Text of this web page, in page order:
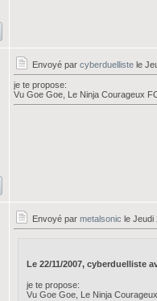
Envoyé par cyberduelliste le
je te propose:
Vu Goe Goe, Le Ninja Courageux
Envoyé par metalsonic le Jeudi
Le 22/11/2007, cyberduelliste
je te propose:
Vu Goe Goe, Le Ninja